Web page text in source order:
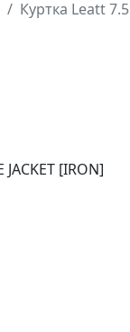
Куртка Leatt 7.5